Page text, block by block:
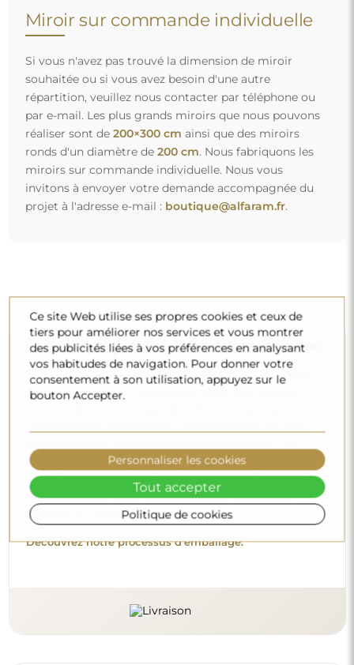
Miroir sur commande individuelle
Si vous n'avez pas trouvé la dimension de miroir
souhaitée ou si vous avez besoin d'une autre
répartition, veuillez nous contacter par téléphone ou
par e-mail. Les plus grands miroirs que nous pouvons
réaliser sont de 200×300 cm ainsi que des miroirs
ronds d'un diamètre de 200 cm. Nous fabriquons les
miroirs sur commande individuelle. Nous vous
invitons à envoyer votre demande accompagnée du
projet à l'adresse e-mail : boutique@alfaram.fr.
Livraison gratuite et transport sécurisé
Vous n’avez pas à vous soucier du transport – nous nous
occupons de faire en sorte que le miroir que vous avez
pourquoi nous pouvons vous garantir que le miroir arrivera
en parfait état, sans frais supplémentaires. Même si vous
commandez un miroir de grande taille, vous pouvez
compter sur une livraison rapide.
Découvrez notre processus d’emballage.
Ce site Web utilise ses propres cookies et ceux de
tiers pour améliorer nos services et vous montrer
des publicités liées à vos préférences en analysant
vos habitudes de navigation. Pour donner votre
consentement à son utilisation, appuyez sur le
bouton Accepter.
Politique de cookies
Personnaliser les cookies
Tout accepter